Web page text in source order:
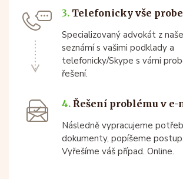
3. Telefonicky vše
Specializovaný advokát z
seznámí s vašimi podklady a
telefonicky/Skype s vámi
řešení.
4. Řešení problému v
Následně vypracujeme
dokumenty, popíšeme
Vyřešíme váš případ. Online.